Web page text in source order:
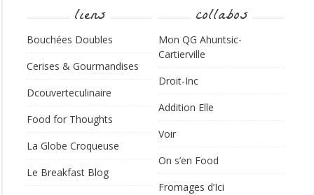
liens
Bouchées Doubles
Cerises & Gourmandises
Dcouverteculinaire
Food for Thoughts
La Globe Croqueuse
Le Breakfast Blog
collabos
Mon QG Ahuntsic-
Cartierville
Droit-Inc
Addition Elle
Voir
On s’en Food
Fromages d’Ici